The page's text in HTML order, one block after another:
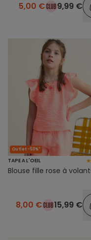
5,00 € 9,99 €
Outlet -50%*
TAPE A L'OEIL
Blouse fille rose à
8,00 € 15,99 €